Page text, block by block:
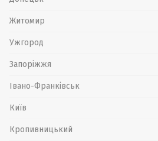
Житомир
Ужгород
Запоріжжя
Івано-Франківськ
Київ
Кропивницький